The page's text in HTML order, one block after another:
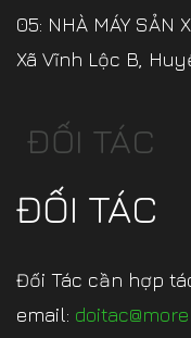
05: NHÀ MÁY SẢN
Xã Vĩnh Lộc B,
ĐỐI TÁC
ĐỐI TÁC
Đối Tác cần hợp
email: